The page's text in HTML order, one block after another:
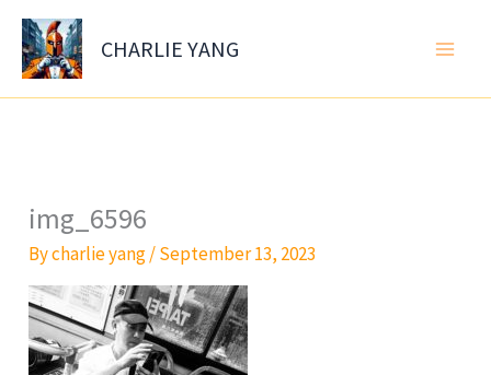
Skip
content
CHARLIE YANG
img_6596
Bycharlie yang/September 13, 2023